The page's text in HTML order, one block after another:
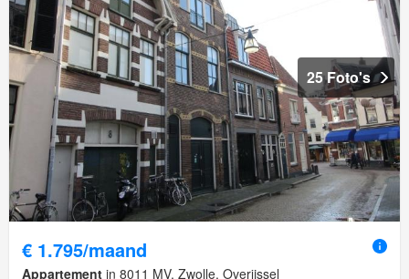
25 Foto's
€ 1.795/maand
Appartement in 8011 MV, Zwolle, Overijssel